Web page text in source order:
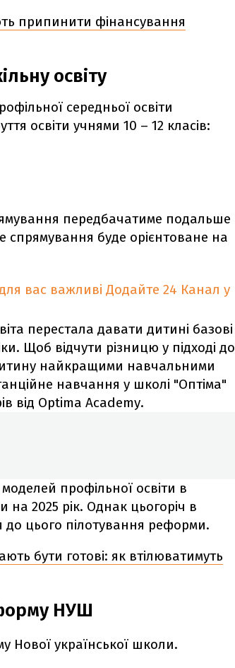
припинити фінансування
освіту
середньої освіти
освіти учнями 10 – 12 класів:
передбачатиме подальше
буде орієнтоване на
вас важливі Додайте 24 Канал у
перестала давати дитині базові
Щоб відчути різницю у підході до
найкращими навчальними
навчання у школі "Оптіма"
від Optima Academy.
профільної освіти в
2025 рік. Однак цьогоріч в
до цього пілотування реформи.
бути готові: як втілюватимуть
НУШ
Нової української школи.